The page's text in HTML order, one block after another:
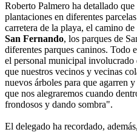
Roberto Palmero ha detallado
plantaciones en diferentes
carretera de la playa, el camino
San Fernando, los parques de
diferentes parques caninos. Todo
el personal municipal involucrado
que nuestros vecinos y vecinas
nuevos árboles para que agarren
que nos alegraremos cuando
frondosos y dando sombra".
El delegado ha recordado,